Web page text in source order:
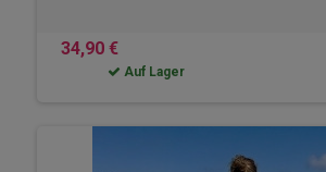
34,90 €
Auf Lager